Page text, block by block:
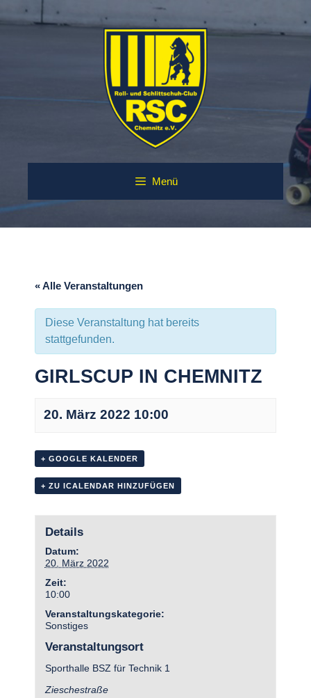
Inhalt
Menü
« Alle Veranstaltungen
Diese Veranstaltung hat bereits
stattgefunden.
GIRLSCUP IN CHEMNITZ
20. März 2022 10:00
+ GOOGLE KALENDER
+ ZU ICALENDAR HINZUFÜGEN
Details
Datum:
20. März 2022
Zeit:
10:00
Veranstaltungskategorie:
Sonstiges
Veranstaltungsort
Sporthalle BSZ für Technik 1
Zieschestraße